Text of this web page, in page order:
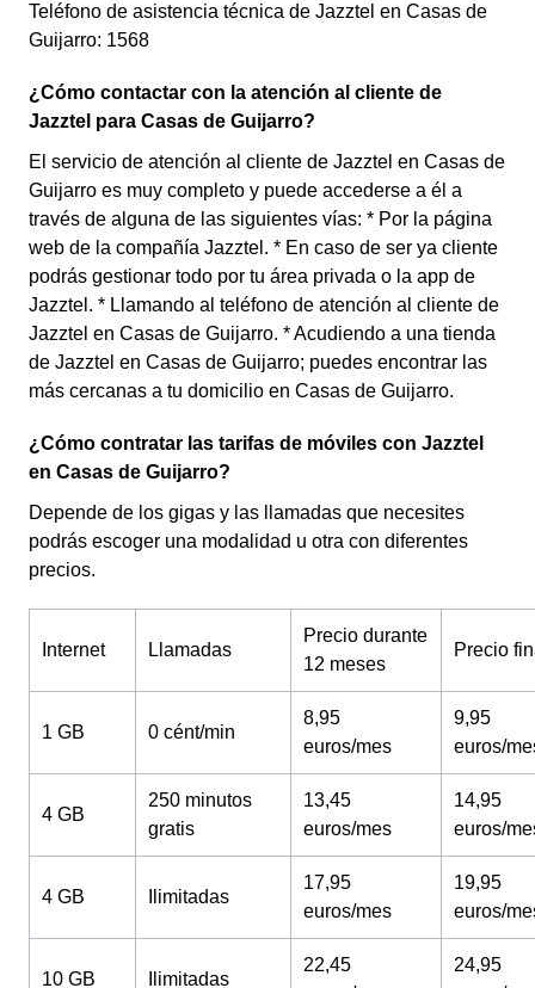
Teléfono de asistencia técnica de Jazztel en Casas de
Guijarro: 1568
¿Cómo contactar con la atención al cliente de
Jazztel para Casas de Guijarro?
El servicio de atención al cliente de Jazztel en Casas de
Guijarro es muy completo y puede accederse a él a
través de alguna de las siguientes vías: * Por la página
web de la compañía Jazztel. * En caso de ser ya cliente
podrás gestionar todo por tu área privada o la app de
Jazztel. * Llamando al teléfono de atención al cliente de
Jazztel en Casas de Guijarro. * Acudiendo a una tienda
de Jazztel en Casas de Guijarro; puedes encontrar las
más cercanas a tu domicilio en Casas de Guijarro.
¿Cómo contratar las tarifas de móviles con Jazztel
en Casas de Guijarro?
Depende de los gigas y las llamadas que necesites
podrás escoger una modalidad u otra con diferentes
precios.
Internet Llamadas
Precio durante
12 meses
Precio
1 GB 0 cént/min
8,95
euros/mes
9,95
euros/
4 GB
250 minutos
gratis
13,45
euros/mes
14,95
euros/
4 GB Ilimitadas
17,95
euros/mes
19,95
euros/
10 GB Ilimitadas
22,45
24,95